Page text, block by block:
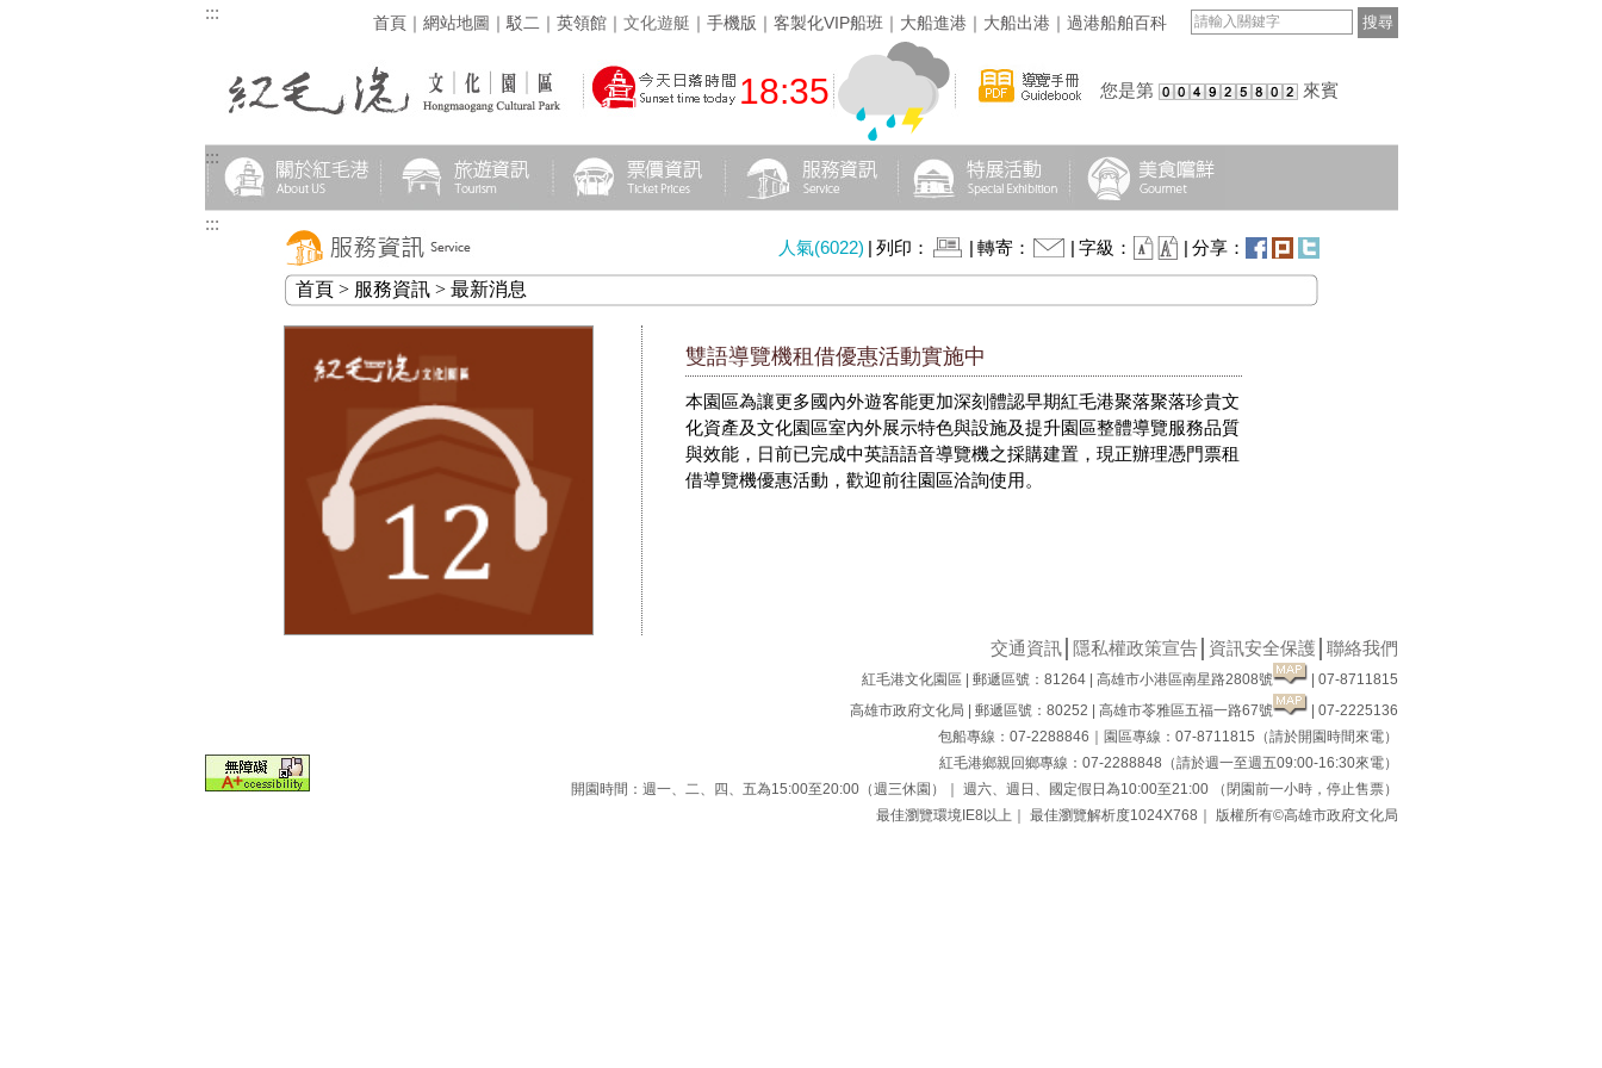
::: 首頁｜ 網站地圖 ｜ 駁二 ｜ 英領館｜ 文化遊艇 ｜ 手機版 ｜ 客製化VIP船班 ｜ 大船進港 ｜ 大船出港 ｜ 過港船舶百科 搜尋
18:35 您是第 來賓
:::
:::
人氣(6022) | 列印： | 轉寄： | 字級： | 分享：
首頁 > 服務資訊 > 最新消息
雙語導覽機租借優惠活動實施中
本園區為讓更多國內外遊客能更加深刻體認早期紅毛港聚落聚落珍貴文
化資產及文化園區室內外展示特色與設施及提升園區整體導覽服務品質
與效能，日前已完成中英語語音導覽機之採購建置，現正辦理憑門票租
借導覽機優惠活動，歡迎前往園區洽詢使用。
交通資訊│ 隱私權政策宣告│ 資訊安全保護 聯絡我們
紅毛港文化園區 | 郵遞區號：81264 | 高雄市小港區南星路2808號
| 07-8711815
高雄市政府文化局 | 郵遞區號：80252 | 高雄市苓雅區五福一路67號
| 07-2225136
包船專線：07-2288846｜園區專線：07-8711815（請於開園時間來電）
紅毛港鄉親回鄉專線：07-2288848（請於週一至週五09:00-16:30來電）
開園時間：週一、二、四、五為15:00至20:00（週三休園）｜ 週六、週日、國定假日為10:00至21:00 （閉園前一小時，停止售票）
最佳瀏覽環境IE8以上｜ 最佳瀏覽解析度1024X768｜ 版權所有©高雄市政府文化局